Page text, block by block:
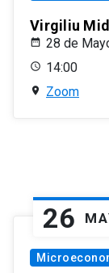
Virgiliu
28 de
14:00
Zoom
26